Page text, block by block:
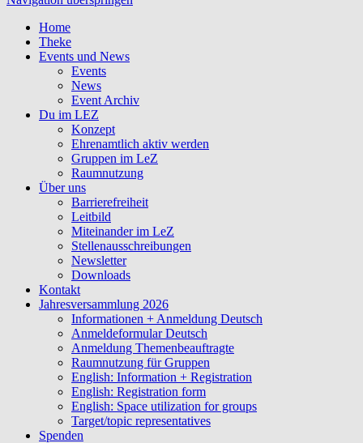
Home
Theke
Events und News
Events
News
Event Archiv
Du im LEZ
Konzept
Ehrenamtlich aktiv werden
Gruppen im LeZ
Raumnutzung
Über uns
Barrierefreiheit
Leitbild
Miteinander im LeZ
Stellenausschreibungen
Newsletter
Downloads
Kontakt
Jahresversammlung 2026
Informationen + Anmeldung Deutsch
Anmeldeformular Deutsch
Anmeldung Themenbeauftragte
Raumnutzung für Gruppen
English: Information + Registration
English: Registration form
English: Space utilization for groups
Target/topic representatives
Spenden